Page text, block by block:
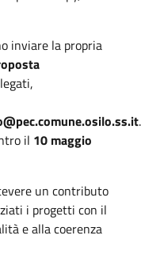
inviare la propria
.
il 10 maggio
un contributo
i progetti con il
e alla coerenza